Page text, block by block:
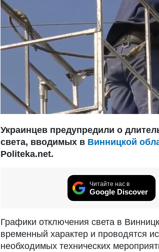
Украинцев предупредили о
света, вводимых в Винницкой
Politeka.net.
Читайте нас в
Google Discover
Графики отключения света в
временный характер и проводятся
необходимых технических